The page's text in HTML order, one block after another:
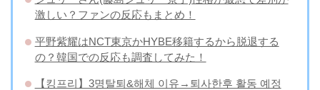
激しい？ファンの反応もまとめ！
平野紫耀はNCT東京かHYBE移籍するから脱退する
の？韓国での反応も調査してみた！
【킹프리】3명탈퇴&해체 이유→퇴사한후 활동 예정